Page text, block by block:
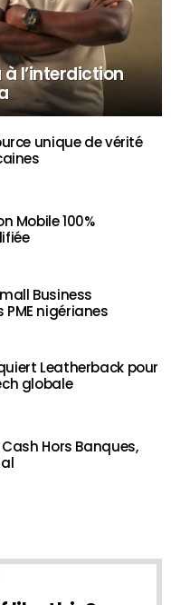
l’interdiction
unique de vérité
Mobile 100%
Business
nigérianes
Leatherback pour
globale
Hors Banques,